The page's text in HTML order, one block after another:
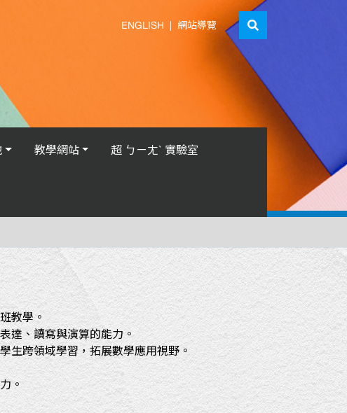
ENGLISH | 網站導覽
教學網站 超 ㄅㄧㄤˋ 實驗室
教學。
達、讀寫與演算的能力。
生跨領域學習，拓展數學應用視野。
。